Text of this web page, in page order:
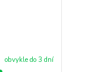
obvykle do 3 dní